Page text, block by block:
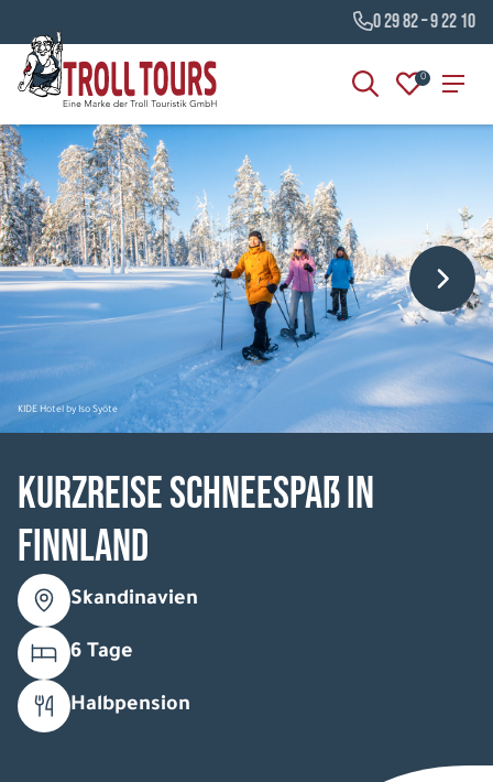
0 29 82 – 9 22 10
0
KIDE Hotel by Iso Syöte
Kurzreise Schneespaß in
Finnland
Skandinavien
6 Tage
Halbpension